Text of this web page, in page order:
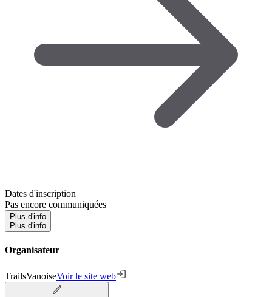
Dates d'inscription
Pas encore communiquées
Plus d'info
Plus d'info
Organisateur
TrailsVanoiseVoir le site web